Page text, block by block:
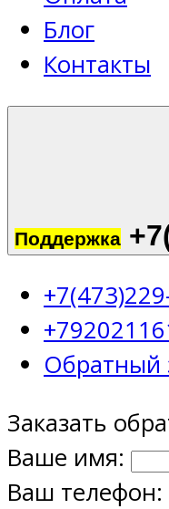
Блог
Контакты
Поддержка
Обратный
Заказать
Ваше имя:
Ваш телефон: